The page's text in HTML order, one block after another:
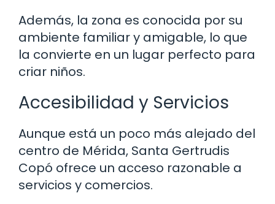
Además, la zona es conocida por su
ambiente familiar y amigable, lo que
la convierte en un lugar perfecto para
criar niños.
Accesibilidad y Servicios
Aunque está un poco más alejado del
centro de Mérida, Santa Gertrudis
Copó ofrece un acceso razonable a
servicios y comercios.